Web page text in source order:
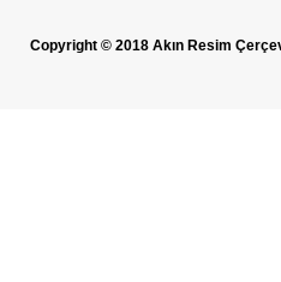
Copyright © 2018 Akın Resim